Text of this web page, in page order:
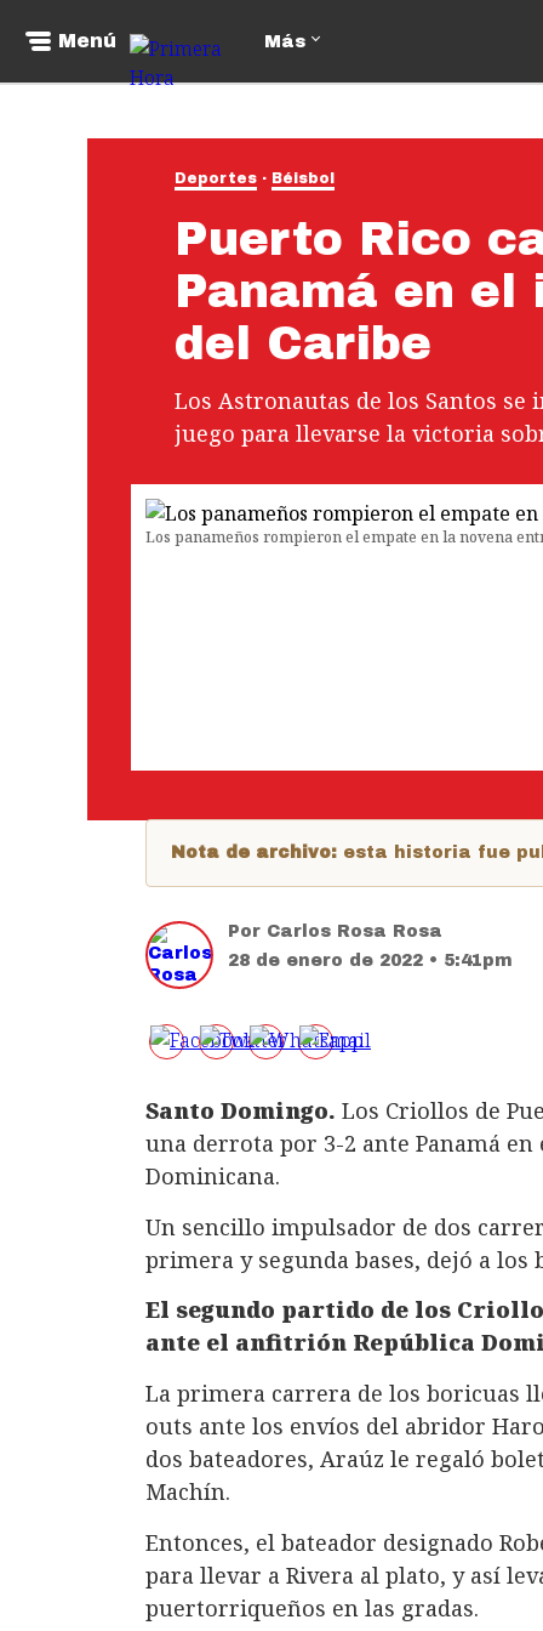
Menú Más
Deportes Béisbol
Puerto Rico
Panamá en
del Caribe
Los Astronautas de los Santos
juego para llevarse la victoria
Los panameños rompieron el empate en la novena
Nota de archivo: esta historia fue
Por Carlos Rosa Rosa
28 de enero de 2022 • 5:41pm
Santo Domingo. Los Criollos de
una derrota por 3-2 ante Panamá en
Dominicana.
Un sencillo impulsador de dos
primera y segunda bases, dejó a
El segundo partido de los
ante el anfitrión República
La primera carrera de los boricuas
outs ante los envíos del abridor
dos bateadores, Araúz le regaló
Machín.
Entonces, el bateador designado
para llevar a Rivera al plato, y así
puertorriqueños en las gradas.